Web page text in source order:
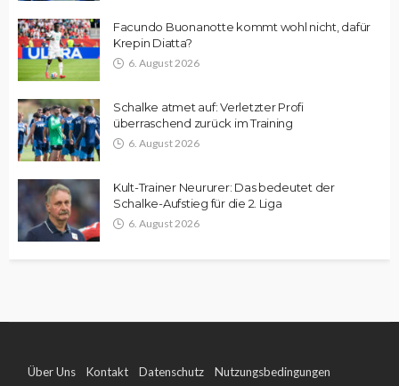
Facundo Buonanotte kommt wohl nicht, dafür
Krepin Diatta?
6. August 2026
Schalke atmet auf: Verletzter Profi
überraschend zurück im Training
6. August 2026
Kult-Trainer Neururer: Das bedeutet der
Schalke-Aufstieg für die 2. Liga
6. August 2026
Über Uns Kontakt Datenschutz Nutzungsbedingungen